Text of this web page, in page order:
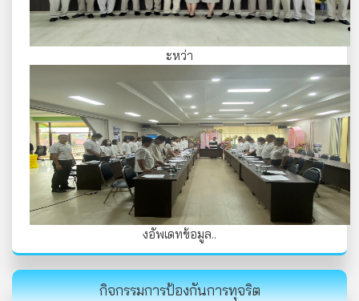
ะหว่า
งอัพเดทข้อมูล..
กิจกรรมการป้องกันการทุจริต